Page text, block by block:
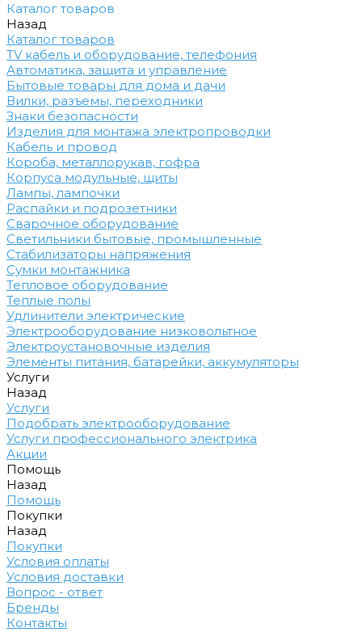
Каталог товаров
Назад
Каталог товаров
TV кабель и оборудование, телефония
Автоматика, защита и управление
Бытовые товары для дома и дачи
Вилки, разъемы, переходники
Знаки безопасности
Изделия для монтажа электропроводки
Кабель и провод
Короба, металлорукав, гофра
Корпуса модульные, щиты
Лампы, лампочки
Распайки и подрозетники
Сварочное оборудование
Светильники бытовые, промышленные
Стабилизаторы напряжения
Сумки монтажника
Тепловое оборудование
Теплые полы
Удлинители электрические
Электрооборудование низковольтное
Электроустановочные изделия
Элементы питания, батарейки, аккумуляторы
Услуги
Назад
Услуги
Подобрать электрооборудование
Услуги профессионального электрика
Акции
Помощь
Назад
Помощь
Покупки
Назад
Покупки
Условия оплаты
Условия доставки
Вопрос - ответ
Бренды
Контакты